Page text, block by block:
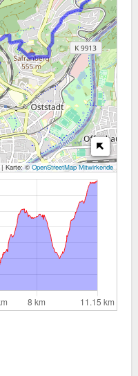
| Karte: ©OpenStreetMap Mitwirkende